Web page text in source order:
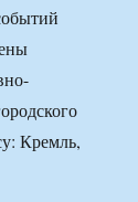
Кремль,